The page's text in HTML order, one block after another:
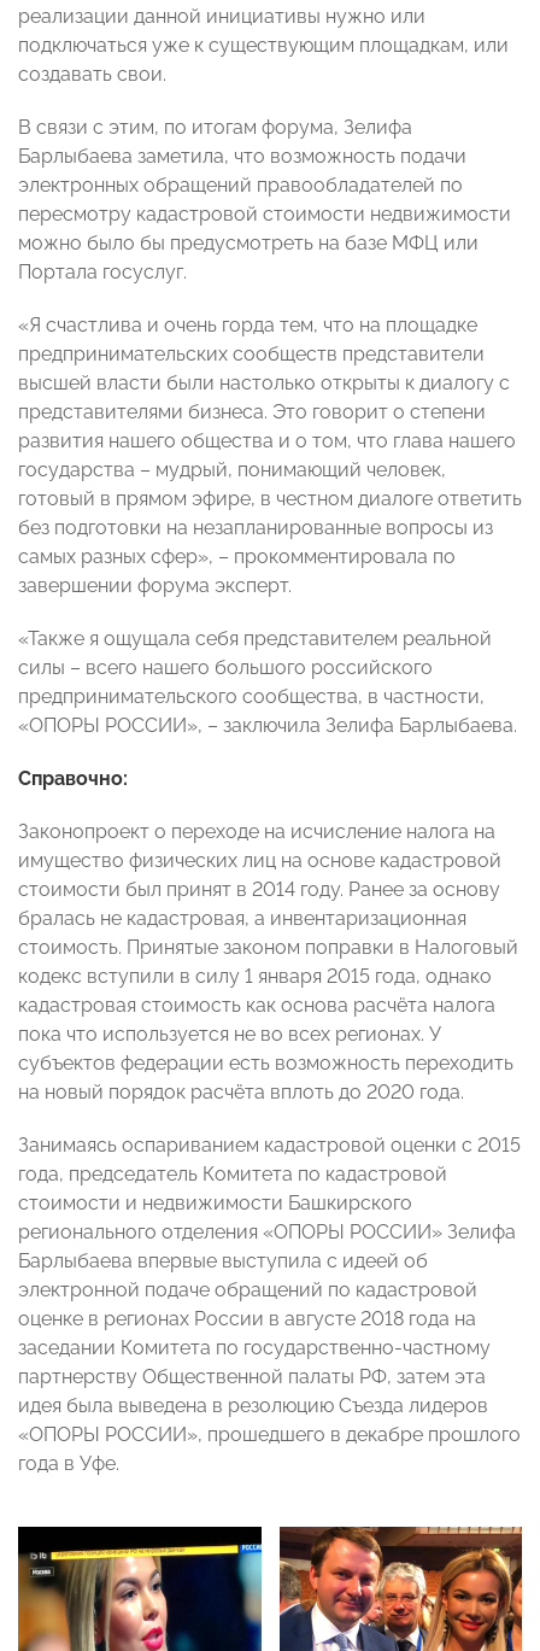
реализации данной инициативы нужно или
подключаться уже к существующим площадкам, или
создавать свои.
В связи с этим, по итогам форума, Зелифа
Барлыбаева заметила, что возможность подачи
электронных обращений правообладателей по
пересмотру кадастровой стоимости недвижимости
можно было бы предусмотреть на базе МФЦ или
Портала госуслуг.
«Я счастлива и очень горда тем, что на площадке
предпринимательских сообществ представители
высшей власти были настолько открыты к диалогу с
представителями бизнеса. Это говорит о степени
развития нашего общества и о том, что глава нашего
государства – мудрый, понимающий человек,
готовый в прямом эфире, в честном диалоге ответить
без подготовки на незапланированные вопросы из
самых разных сфер», – прокомментировала по
завершении форума эксперт.
«Также я ощущала себя представителем реальной
силы – всего нашего большого российского
предпринимательского сообщества, в частности,
«ОПОРЫ РОССИИ», – заключила Зелифа Барлыбаева.
Справочно:
Законопроект о переходе на исчисление налога на
имущество физических лиц на основе кадастровой
стоимости был принят в 2014 году. Ранее за основу
бралась не кадастровая, а инвентаризационная
стоимость. Принятые законом поправки в Налоговый
кодекс вступили в силу 1 января 2015 года, однако
кадастровая стоимость как основа расчёта налога
пока что используется не во всех регионах. У
субъектов федерации есть возможность переходить
на новый порядок расчёта вплоть до 2020 года.
Занимаясь оспариванием кадастровой оценки с 2015
года, председатель Комитета по кадастровой
стоимости и недвижимости Башкирского
регионального отделения «ОПОРЫ РОССИИ» Зелифа
Барлыбаева впервые выступила с идеей об
электронной подаче обращений по кадастровой
оценке в регионах России в августе 2018 года на
заседании Комитета по государственно-частному
партнерству Общественной палаты РФ, затем эта
идея была выведена в резолюцию Съезда лидеров
«ОПОРЫ РОССИИ», прошедшего в декабре прошлого
года в Уфе.